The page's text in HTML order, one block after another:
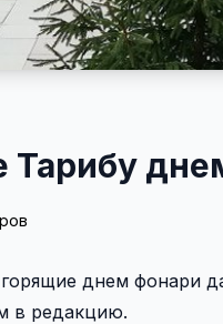
Тарибу
днем фонари
в редакцию.